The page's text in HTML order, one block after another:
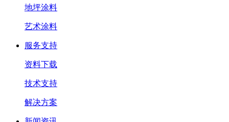
地坪涂料
艺术涂料
服务支持
资料下载
技术支持
解决方案